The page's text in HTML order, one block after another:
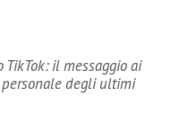
il messaggio ai
degli ultimi